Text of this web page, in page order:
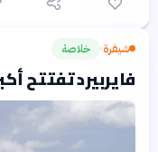
شيفرة› خلاصة
فايربيرد تفتتح